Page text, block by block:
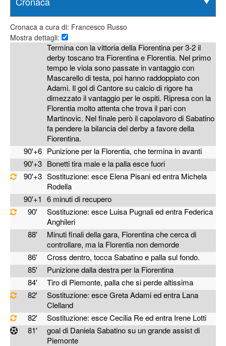
Cronaca a cura di: Francesco Russo
Mostra dettagli:
Termina con la vittoria della Fiorentina per 3-2 il
derby toscano tra Fiorentina e Florentia. Nel primo
tempo le viola sono passate in vantaggio con
Mascarello di testa, poi hanno raddoppiato con
Adami. Il gol di Cantore su calcio di rigore ha
dimezzato il vantaggio per le ospiti. Ripresa con la
Florentia molto attenta che trova il pari con
Martinovic. Nel finale però il capolavoro di Sabatino
fa pendere la bilancia del derby a favore della
Fiorentina.
90'+6 Punizione per la Florentia, che termina in avanti
90'+3 Bonetti tira male e la palla esce fuori
90'+3 Sostituzione: esce Elena Pisani ed entra Michela
Rodella
90'+1 6 minuti di recupero
90'
Sostituzione: esce Luisa Pugnali ed entra Federica
Anghileri
88'
Minuti finali della gara, Fiorentina che cerca di
controllare, ma la Florentia non demorde
86'
Cross dentro, tocca Sabatino e palla sul fondo.
85'
Punizione dalla destra per la Fiorentina
84'
Tiro di Piemonte, palla che si perde altissima
82'
Sostituzione: esce Greta Adami ed entra Lana
Clelland
82'
Sostituzione: esce Cecilia Re ed entra Irene Lotti
81'
goal di Daniela Sabatino su un grande assist di
Piemonte